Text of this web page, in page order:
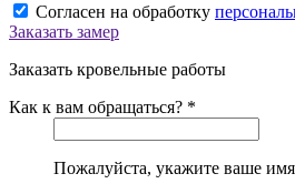
Согласен на обработку
Заказать замер
Заказать кровельные работы
Как к вам обращаться? *
Пожалуйста, укажите ваше имя